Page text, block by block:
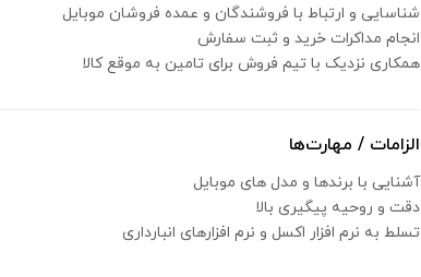
شناسایی و ارتباط با فروشندگان و عمده فروشان موبایل
انجام مداکرات خرید و ثبت سفارش
همکاری نزدیک با تیم فروش برای تامین به موقع کالا
الزامات / مهارت‌ها
آشنایی با برندها و مدل های موبایل
دقت و روحیه پیگیری بالا
تسلط به نرم افزار اکسل و نرم افزارهای انبارداری